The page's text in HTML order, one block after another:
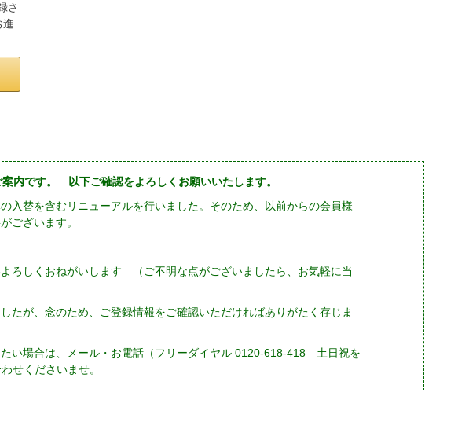
さ
進
内です。 以下ご確認をよろしくお願いいたします。
入替を含むリニューアルを行いました。そのため、以前からの会員様
ございます。
ろしくおねがいします （ご不明な点がございましたら、お気軽に当
たが、念のため、ご登録情報をご確認いただければありがたく存じま
い場合は、メール・お電話（フリーダイヤル 0120-618-418 土日祝を
せくださいませ。